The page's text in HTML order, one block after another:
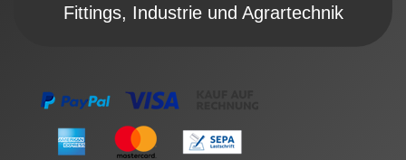
Fittings, Industrie und Agrartechnik